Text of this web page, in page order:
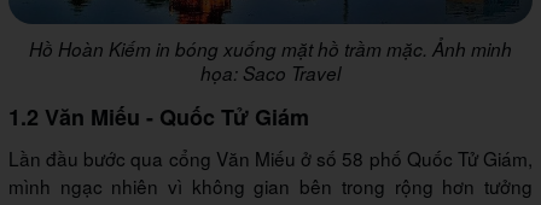
Hồ Hoàn Kiếm in bóng xuống mặt hồ trầm mặc. Ảnh minh
họa: Saco Travel
1.2 Văn Miếu - Quốc Tử Giám
Lần đầu bước qua cổng Văn Miếu ở số 58 phố Quốc Tử Giám,
mình ngạc nhiên vì không gian bên trong rộng hơn tưởng